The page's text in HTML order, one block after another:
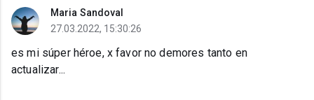
Maria Sandoval
27.03.2022, 15:30:26
es mi súper héroe, x favor no demores tanto en
actualizar...